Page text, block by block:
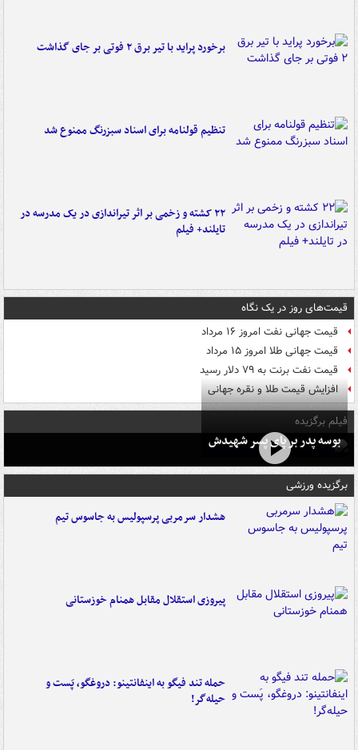
برخورد پراید با تیر برق ۲ فوتی بر جای گذاشت
تنظیم قولنامه برای اسناد سبزرنگ ممنوع شد
۲۲ کشته و زخمی بر اثر تیراندازی در یک مدرسه در
تایلند+ فیلم
قیمت‌های روز در یک نگاه
قیمت جهانی نفت امروز ۱۶ مرداد
قیمت جهانی طلا امروز ۱۵ مرداد
قیمت نفت برنت به ۷۹ دلار رسید
افزایش قیمت طلا و نقره جهانی
فیلم برگزیده
بوسه‌ پدر بر پای پسر شهیدش
برگزیده ورزشی
هشدار سرمربی پرسپولیس به جاسوس تیم
پیروزی استقلال مقابل همنام خوزستانی
حمله تند فیگو به اینفانتینو: دروغگو، پَست‌ و
حیله‌گر!